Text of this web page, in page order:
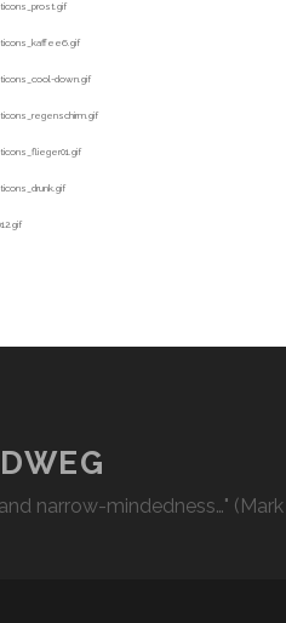
narrow-mindedness…"